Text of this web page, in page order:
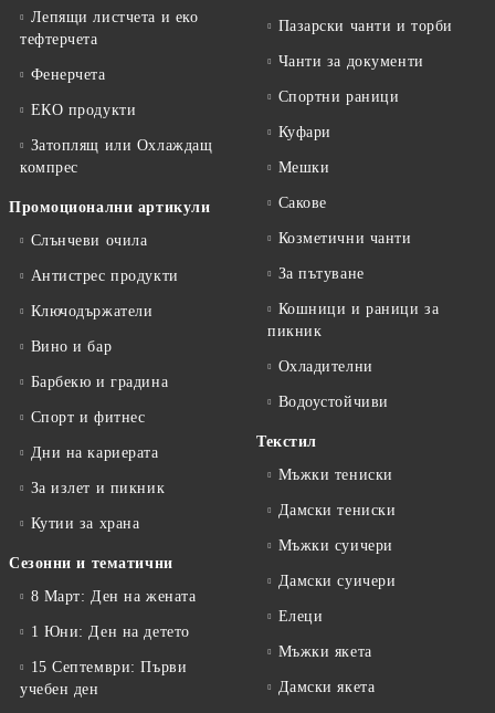
Лепящи листчета и еко
тефтeрчета
Фенерчета
ЕКО продукти
Затоплящ или Охлаждащ
компрес
Промоционални артикули
Слънчеви очила
Антистрес продукти
Ключодържатели
Вино и бар
Барбекю и градина
Спорт и фитнес
Дни на кариерата
За излет и пикник
Кутии за храна
Сезонни и тематични
8 Март: Ден на жената
1 Юни: Ден на детето
15 Септември: Първи
учебен ден
Пазарски чанти и торби
Чанти за документи
Спортни раници
Куфари
Мешки
Сакове
Козметични чанти
За пътуване
Кошници и раници за
пикник
Охладителни
Водоустойчиви
Текстил
Мъжки тениски
Дамски тениски
Мъжки суичери
Дамски суичери
Елеци
Мъжки якета
Дамски якета